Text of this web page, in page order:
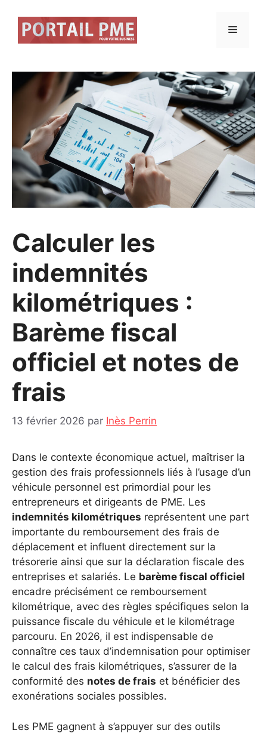
contenu
Menu
Calculer les
indemnités
kilométriques :
Barème fiscal
officiel et notes de
frais
13 février 2026 par Inès Perrin
Dans le contexte économique actuel, maîtriser la
gestion des frais professionnels liés à l’usage d’un
véhicule personnel est primordial pour les
entrepreneurs et dirigeants de PME. Les
indemnités kilométriques représentent une part
importante du remboursement des frais de
déplacement et influent directement sur la
trésorerie ainsi que sur la déclaration fiscale des
entreprises et salariés. Le barème fiscal officiel
encadre précisément ce remboursement
kilométrique, avec des règles spécifiques selon la
puissance fiscale du véhicule et le kilométrage
parcouru. En 2026, il est indispensable de
connaître ces taux d’indemnisation pour optimiser
le calcul des frais kilométriques, s’assurer de la
conformité des notes de frais et bénéficier des
exonérations sociales possibles.
Les PME gagnent à s’appuyer sur des outils